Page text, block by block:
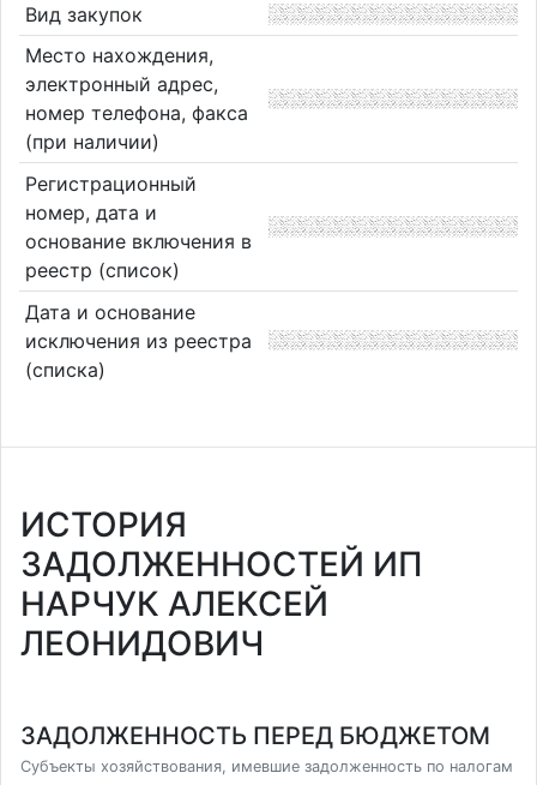
Вид закупок
Место нахождения,
электронный адрес,
номер телефона, факса
(при наличии)
Регистрационный
номер, дата и
основание включения в
реестр (список)
Дата и основание
исключения из реестра
(списка)
ИСТОРИЯ
ЗАДОЛЖЕННОСТЕЙ ИП
НАРЧУК АЛЕКСЕЙ
ЛЕОНИДОВИЧ
ЗАДОЛЖЕННОСТЬ ПЕРЕД БЮДЖЕТОМ
Субъекты хозяйствования, имевшие задолженность по налогам